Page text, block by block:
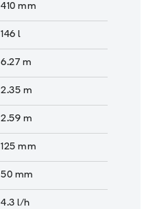
410 mm
146 l
6.27 m
2.35 m
2.59 m
125 mm
50 mm
4.3 l/h